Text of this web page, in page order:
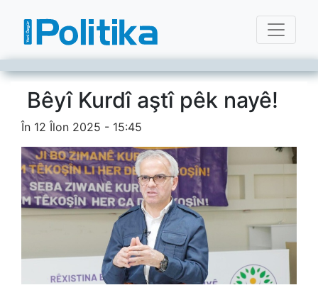
Bêyî Kurdî aştî pêk nayê!
În 12 Îlon 2025 - 15:45